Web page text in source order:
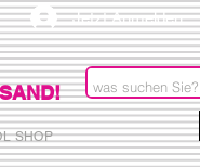
Jetzt Anmelden
SHOP